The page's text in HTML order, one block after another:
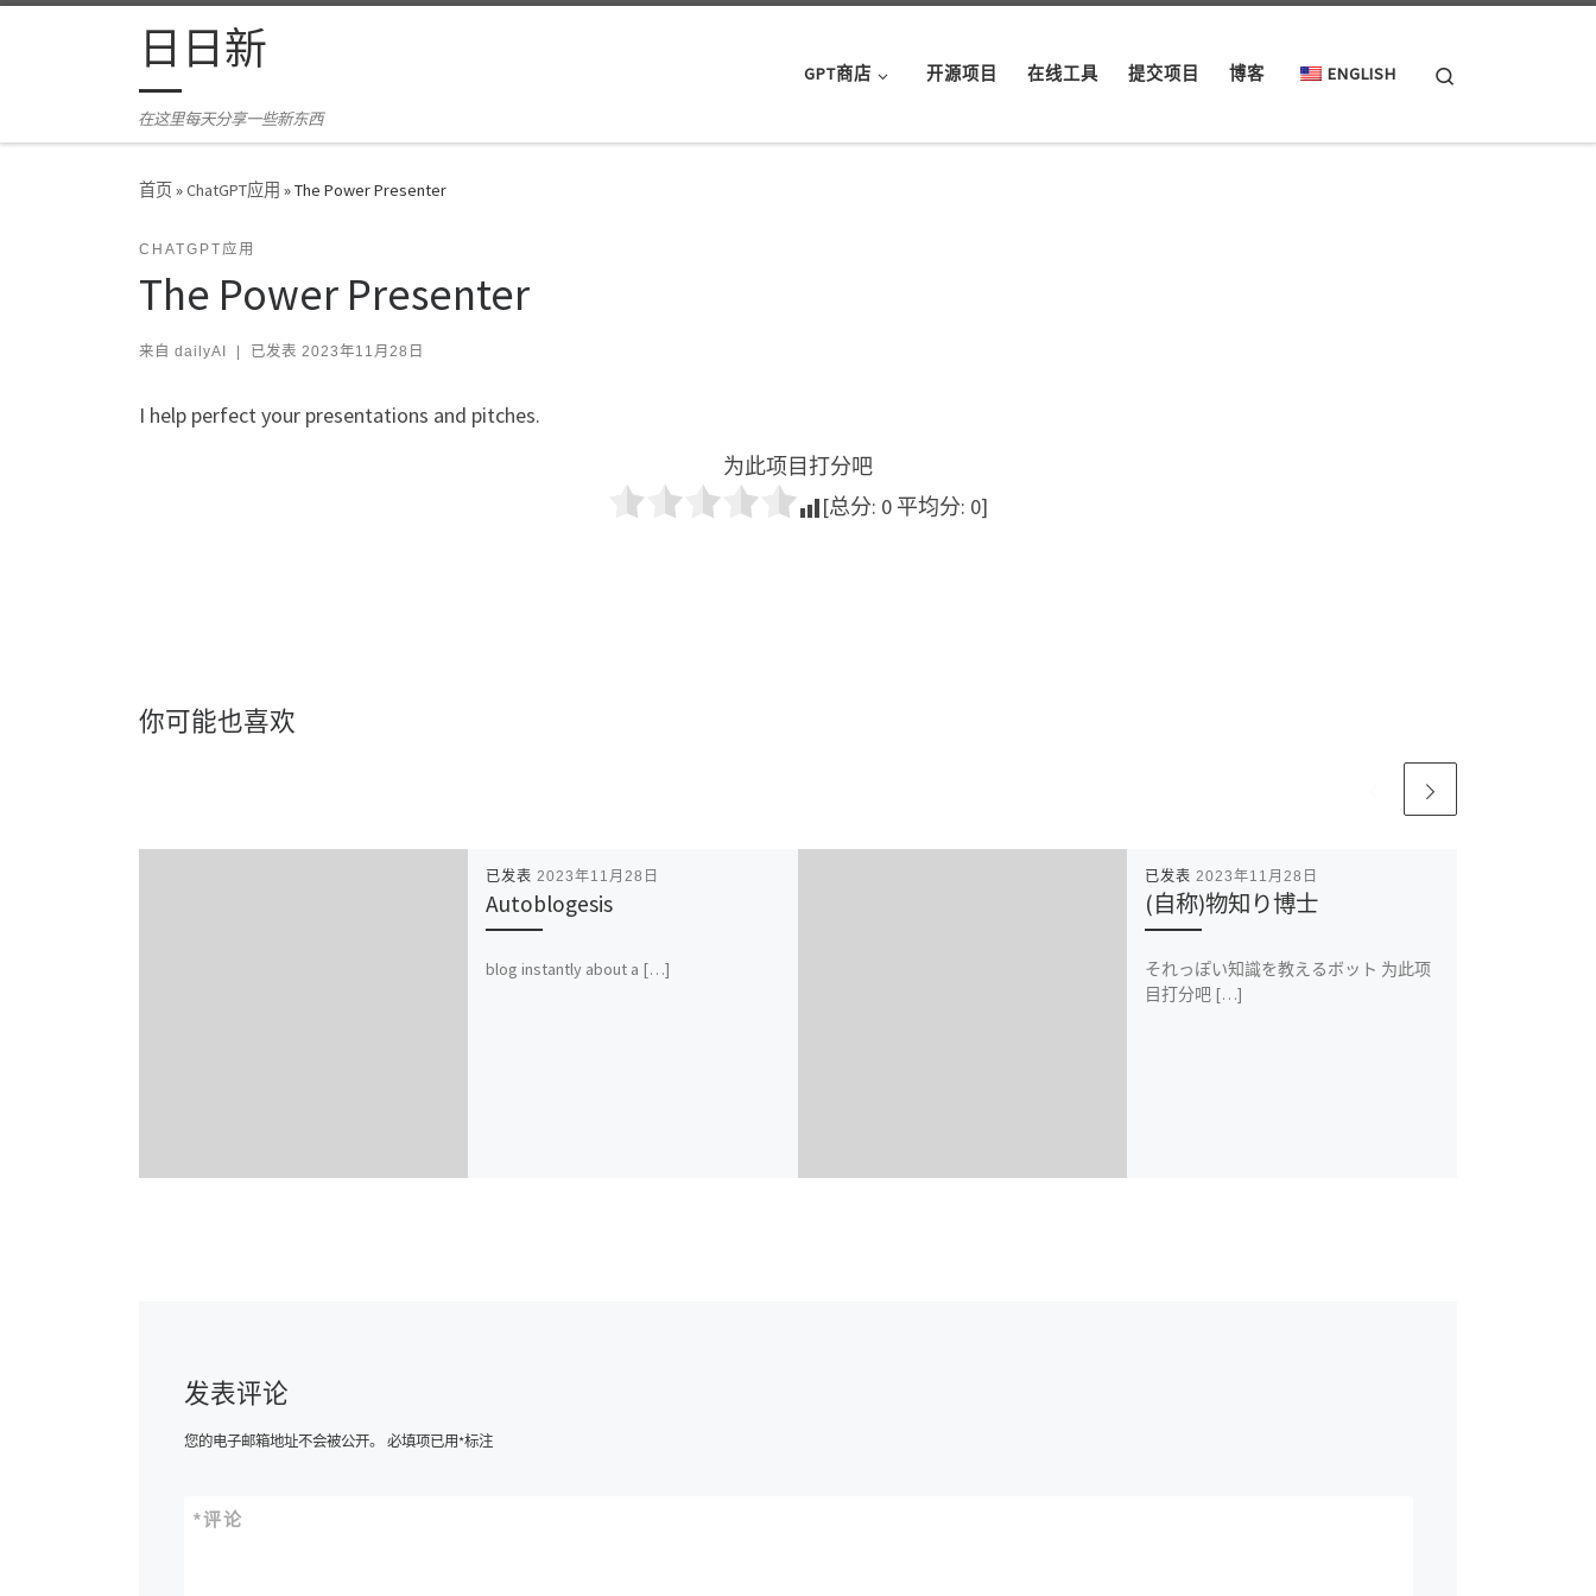
Skip to content日日新
在这里每天分享一些新东西
GPT商店 开源项目 在线工具 提交项目 博客 ENGLISH
首页»ChatGPT应用 »The Power Presenter
CHATGPT应用
The Power Presenter
来自 dailyAI 已发表 2023年11月28日
I help perfect your presentations and pitches.
为此项目打分吧
[总分: 0 平均分: 0]
你可能也喜欢
已发表 2023年11月28日
Autoblogesis
blog instantly about a […]
已发表 2023年11月28日
(自称)物知り博士
それっぽい知識を教えるボット 为此项
目打分吧 […]
发表评论
您的电子邮箱地址不会被公开。 必填项已用*标注
评论
*